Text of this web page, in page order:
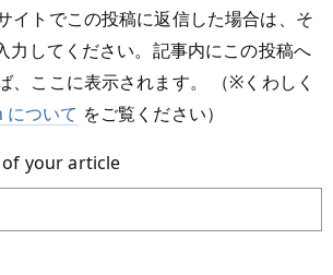
イトでこの投稿に返信した場合は、そ
力してください。記事内にこの投稿へ
、ここに表示されます。 （※くわしく
ついて をご覧ください）
your article